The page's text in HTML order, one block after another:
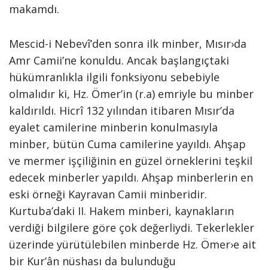
makamdı.
Mescid-i Nebevî’den sonra ilk minber, Mısır›da
Amr Camii’ne konuldu. Ancak başlangıçtaki
hükümranlıkla ilgili fonksiyonu sebebiyle
olmalıdır ki, Hz. Ömer’in (r.a) emriyle bu minber
kaldırıldı. Hicrî 132 yılından itibaren Mısır’da
eyalet camilerine minberin konulmasıyla
minber, bütün Cuma camilerine yayıldı. Ahşap
ve mermer işçiliğinin en güzel örneklerini teşkil
edecek minberler yapıldı. Ahşap minberlerin en
eski örneği Kayravan Camii minberidir.
Kurtuba’daki II. Hakem minberi, kaynakların
verdiği bilgilere göre çok değerliydi. Tekerlekler
üzerinde yürütülebilen minberde Hz. Ömer›e ait
bir Kur’ân nüshası da bulunduğu